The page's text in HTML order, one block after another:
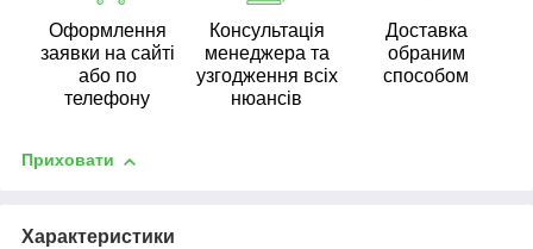
Оформлення
заявки на сайті
або по
телефону
Консультація
менеджера та
узгодження всіх
нюансів
Доставка
обраним
способом
Приховати
Характеристики